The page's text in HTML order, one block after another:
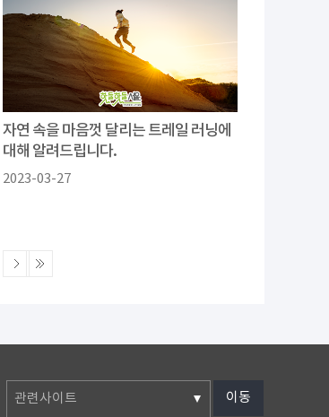
자연 속을 마음껏 달리는 트레일 러닝에
대해 알려드립니다.
2023-03-27
관련사이트 이동